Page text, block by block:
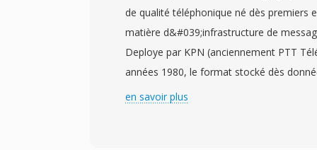
de qualité téléphonique né dès premiers
matière d&#039;infrastructure de
Deploye par KPN (anciennement PTT
années 1980, le format stocké dès
fréquence d&#039;échantillonnage
en savoir plus